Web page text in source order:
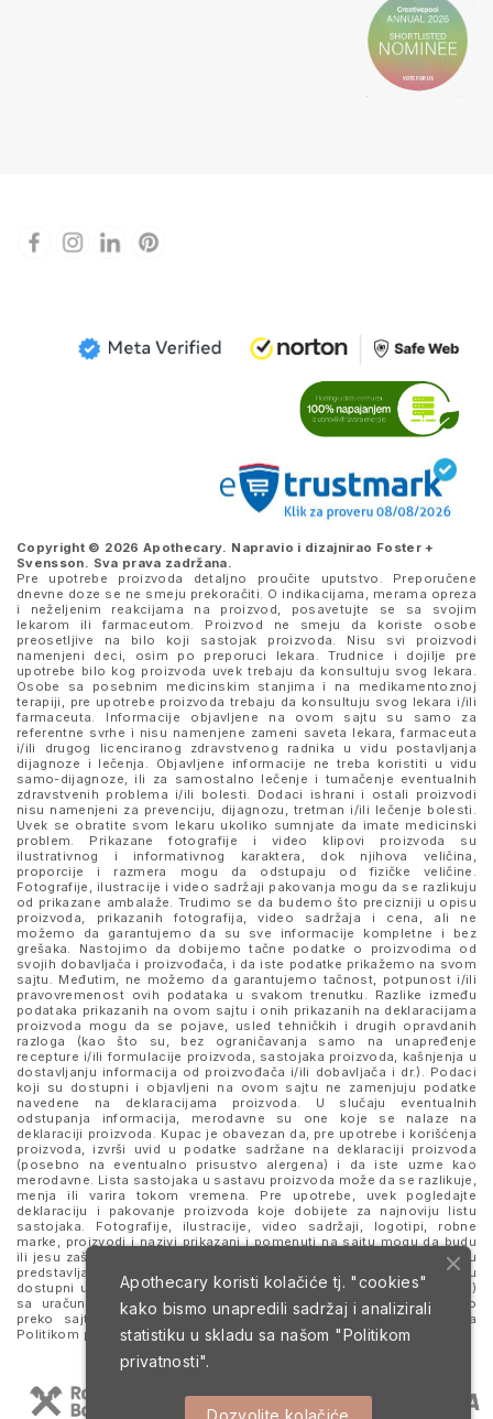
Copyright © 2026 Apothecary. Napravio i dizajnirao Foster +
Svensson. Sva prava zadržana.
Pre upotrebe proizvoda detaljno proučite uputstvo. Preporučene
dnevne doze se ne smeju prekoračiti. O indikacijama, merama opreza
i neželjenim reakcijama na proizvod, posavetujte se sa svojim
lekarom ili farmaceutom. Proizvod ne smeju da koriste osobe
preosetljive na bilo koji sastojak proizvoda. Nisu svi proizvodi
namenjeni deci, osim po preporuci lekara. Trudnice i dojilje pre
upotrebe bilo kog proizvoda uvek trebaju da konsultuju svog lekara.
Osobe sa posebnim medicinskim stanjima i na medikamentoznoj
terapiji, pre upotrebe proizvoda trebaju da konsultuju svog lekara i/ili
farmaceuta. Informacije objavljene na ovom sajtu su samo za
referentne svrhe i nisu namenjene zameni saveta lekara, farmaceuta
i/ili drugog licenciranog zdravstvenog radnika u vidu postavljanja
dijagnoze i lečenja. Objavljene informacije ne treba koristiti u vidu
samo-dijagnoze, ili za samostalno lečenje i tumačenje eventualnih
zdravstvenih problema i/ili bolesti. Dodaci ishrani i ostali proizvodi
nisu namenjeni za prevenciju, dijagnozu, tretman i/ili lečenje bolesti.
Uvek se obratite svom lekaru ukoliko sumnjate da imate medicinski
problem. Prikazane fotografije i video klipovi proizvoda su
ilustrativnog i informativnog karaktera, dok njihova veličina,
proporcije i razmera mogu da odstupaju od fizičke veličine.
Fotografije, ilustracije i video sadržaji pakovanja mogu da se razlikuju
od prikazane ambalaže. Trudimo se da budemo što precizniji u opisu
proizvoda, prikazanih fotografija, video sadržaja i cena, ali ne
možemo da garantujemo da su sve informacije kompletne i bez
grešaka. Nastojimo da dobijemo tačne podatke o proizvodima od
svojih dobavljača i proizvođača, i da iste podatke prikažemo na svom
sajtu. Međutim, ne možemo da garantujemo tačnost, potpunost i/ili
pravovremenost ovih podataka u svakom trenutku. Razlike između
podataka prikazanih na ovom sajtu i onih prikazanih na deklaracijama
proizvoda mogu da se pojave, usled tehničkih i drugih opravdanih
razloga (kao što su, bez ograničavanja samo na unapređenje
recepture i/ili formulacije proizvoda, sastojaka proizvoda, kašnjenja u
dostavljanju informacija od proizvođača i/ili dobavljača i dr.). Podaci
koji su dostupni i objavljeni na ovom sajtu ne zamenjuju podatke
navedene na deklaracijama proizvoda. U slučaju eventualnih
odstupanja informacija, merodavne su one koje se nalaze na
deklaraciji proizvoda. Kupac je obavezan da, pre upotrebe i korišćenja
proizvoda, izvrši uvid u podatke sadržane na deklaraciji proizvoda
(posebno na eventualno prisustvo alergena) i da iste uzme kao
merodavne. Lista sastojaka u sastavu proizvoda može da se razlikuje,
menja ili varira tokom vremena. Pre upotrebe, uvek pogledajte
deklaraciju i pakovanje proizvoda koje dobijete za najnoviju listu
sastojaka. Fotografije, ilustracije, video sadržaji, logotipi, robne
marke, proizvodi i nazivi prikazani i pomenuti na sajtu mogu da budu
ili jesu zaštitni znaci njihovih kompanija. Proizvodi prikazani na sajtu
predstavljaju deo ponude za poručivanje i ne podrazumeva se da su
dostupni u svakom trenutku. Sve cene su izražene u dinarima (RSD)
sa uračunatim PDV-om, dok je poručivanje omogućeno isključivo
preko sajta. Nastavkom i upotrebom ovog sajta slažete se sa
Politikom privatnostiiUslovima korišćenja i prodaje.
Apothecary koristi kolačiće tj. "cookies"
kako bismo unapredili sadržaj i analizirali
statistiku u skladu sa našom "Politikom
privatnosti".
Dozvolite kolačiće